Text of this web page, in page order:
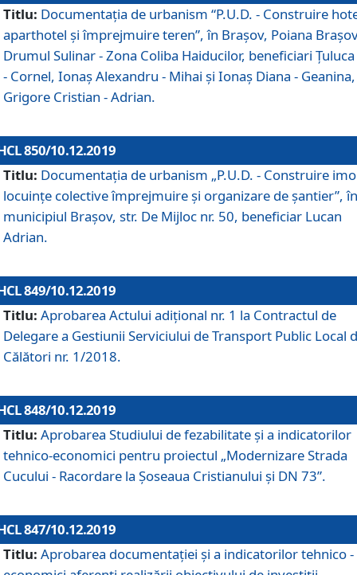
Titlu: Documentaţia de urbanism “P.U.D. - Construire
aparthotel şi împrejmuire teren”, în Braşov, Poiana
Drumul Sulinar - Zona Coliba Haiducilor, beneficiari
- Cornel, Ionaş Alexandru - Mihai şi Ionaş Diana - Geanina,
Grigore Cristian - Adrian.
850/10.12.2019
Titlu: Documentaţia de urbanism „P.U.D. - Construire
locuințe colective împrejmuire și organizare de șantier”, în
municipiul Braşov, str. De Mijloc nr. 50, beneficiar Lucan
Adrian.
849/10.12.2019
Titlu: Aprobarea Actului adiţional nr. 1 la Contractul de
Delegare a Gestiunii Serviciului de Transport Public Local
Călători nr. 1/2018.
848/10.12.2019
Titlu: Aprobarea Studiului de fezabilitate şi a indicatorilor
tehnico-economici pentru proiectul „Modernizare Strada
Cucului - Racordare la Șoseaua Cristianului și DN 73”.
847/10.12.2019
Titlu: Aprobarea documentației și a indicatorilor tehnico -